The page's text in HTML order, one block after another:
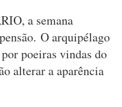
a semana
O arquipélago
poeiras vindas do
alterar a aparência